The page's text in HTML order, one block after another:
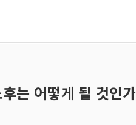
는 어떻게 될 것인가